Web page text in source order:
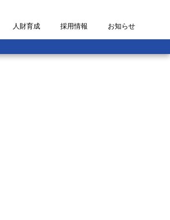
人財育成 採用情報 お知らせ